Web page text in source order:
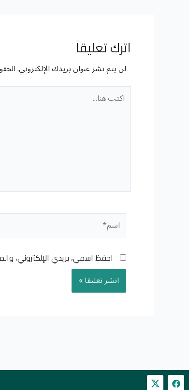
اترك تعليقاً
لن يتم نشر عنوان بريدك الإلكتروني.
اكتب
هنا...
احفظ اسمي، بريدي الإلكتروني،
F
a